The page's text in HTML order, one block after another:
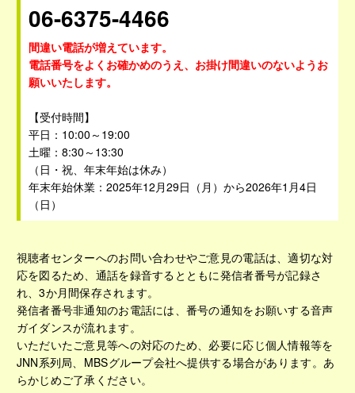
06-6375-4466
間違い電話が増えています。
電話番号をよくお確かめのうえ、お掛け間違いのないようお
願いいたします。
【受付時間】
平日：10:00～19:00
土曜：8:30～13:30
（日・祝、年末年始は休み）
年末年始休業：2025年12月29日（月）から2026年1月4日
（日）
視聴者センターへのお問い合わせやご意見の電話は、適切な対
応を図るため、通話を録音するとともに発信者番号が記録さ
れ、3か月間保存されます。
発信者番号非通知のお電話には、番号の通知をお願いする音声
ガイダンスが流れます。
いただいたご意見等への対応のため、必要に応じ個人情報等を
JNN系列局、MBSグループ会社へ提供する場合があります。あ
らかじめご了承ください。